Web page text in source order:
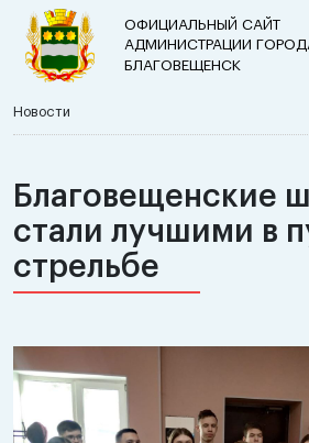
ОФИЦИАЛЬНЫЙ САЙТ
АДМИНИСТРАЦИИ
БЛАГОВЕЩЕНСК
Новости
Благовещенские
стали лучшими в
стрельбе